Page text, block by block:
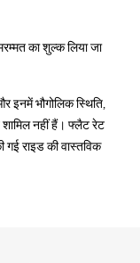
का शुल्क लिया जा
भौगोलिक स्थिति,
शामिल नहीं हैं। फ्लैट रेट
राइड की वास्तविक